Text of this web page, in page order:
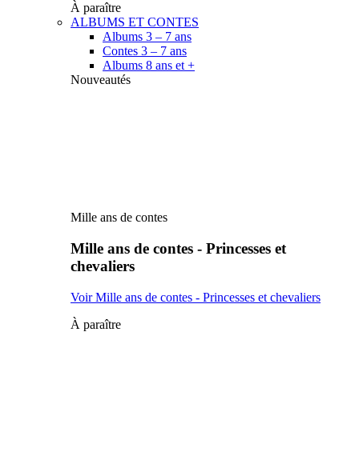
À paraître
ALBUMS ET CONTES
Albums 3 – 7 ans
Contes 3 – 7 ans
Albums 8 ans et +
Nouveautés
Mille ans de contes
Mille ans de contes - Princesses et
chevaliers
Voir Mille ans de contes - Princesses et chevaliers
À paraître